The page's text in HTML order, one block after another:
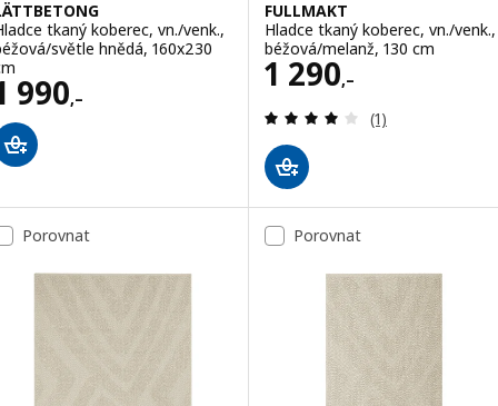
tkaný koberec, vn./venk.,
světle hnědá, 160x230
990,–
1990,–
FULLMAKT
Hladce tkaný koberec, vn./venk.,
béžová/melanž, 130 cm
1 290,–
Cena 1290,–
Recenze: 4 z 5
(1)
Porovnat Porovnat